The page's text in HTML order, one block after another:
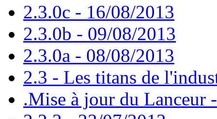
2.3.0c - 16/08/2013
2.3.0b - 09/08/2013
2.3.0a - 08/08/2013
2.3 - Les titans de
.Mise à jour du Lanceur